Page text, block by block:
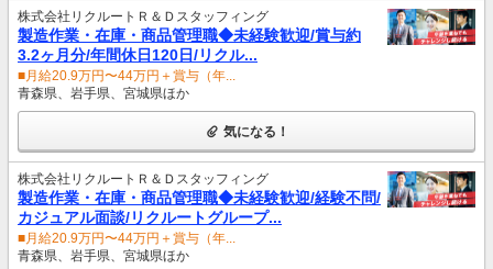
株式会社リクルートＲ＆Ｄスタッフィング
製造作業・在庫・商品管理職◆未経験歓迎/賞与約
3.2ヶ月分/年間休日120日/リクル...
■月給20.9万円〜44万円＋賞与（年...
青森県、岩手県、宮城県ほか
気になる！
株式会社リクルートＲ＆Ｄスタッフィング
製造作業・在庫・商品管理職◆未経験歓迎/経験不問/
カジュアル面談/リクルートグループ...
■月給20.9万円〜44万円＋賞与（年...
青森県、岩手県、宮城県ほか